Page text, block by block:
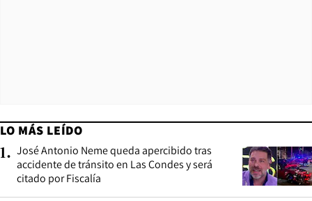
LO MÁS LEÍDO
1. José Antonio Neme queda apercibido tras
accidente de tránsito en Las Condes y será
citado por Fiscalía